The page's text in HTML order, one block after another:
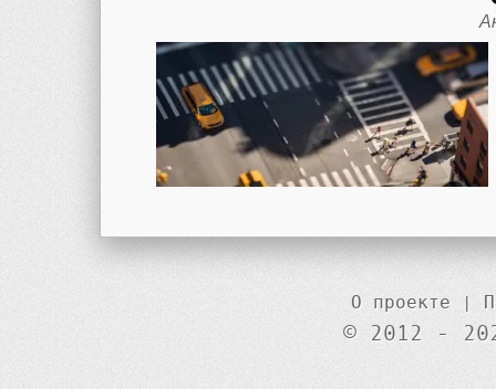
О проекте |
© 2012 -